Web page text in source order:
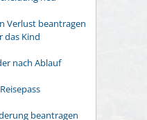
Verlust beantragen
das Kind
nach Ablauf
beantragen